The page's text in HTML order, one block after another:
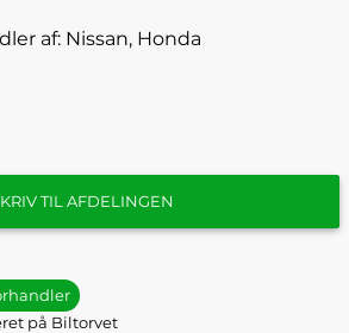
af: Nissan, Honda
TIL AFDELINGEN
på Biltorvet